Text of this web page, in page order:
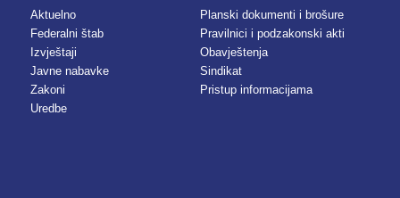
Aktuelno
Federalni štab
Izvještaji
Javne nabavke
Zakoni
Uredbe
Planski dokumenti i brošure
Pravilnici i podzakonski akti
Obavještenja
Sindikat
Pristup informacijama